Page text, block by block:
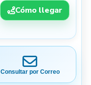
Cómo llegar
Consultar por Correo